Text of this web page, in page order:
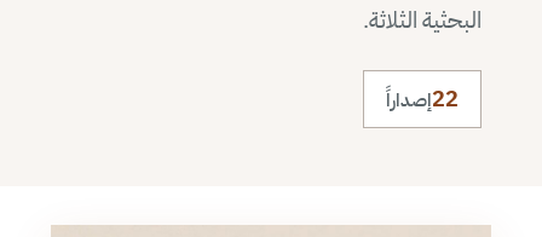
البحثية الثلاثة.
22إصداراً